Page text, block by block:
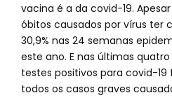
vacina é a da covid-19.
óbitos causados por vírus ter
30,9% nas 24 semanas
este ano. E nas últimas
testes positivos para covid-19
todos os casos graves